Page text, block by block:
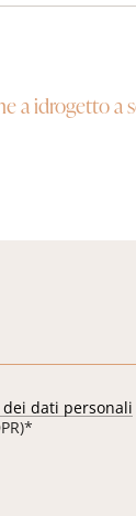
a idrogetto a
dati personali